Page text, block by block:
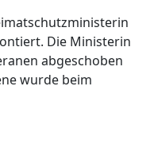
Die Ministerin
abgeschoben
wurde beim